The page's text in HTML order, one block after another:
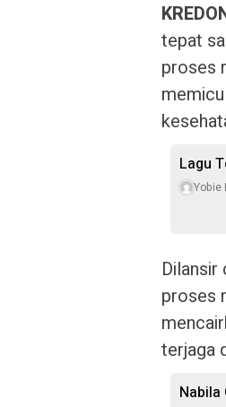
tepat
proses
Lagu
Yobie
Dilansir
proses
terjaga
Nabila